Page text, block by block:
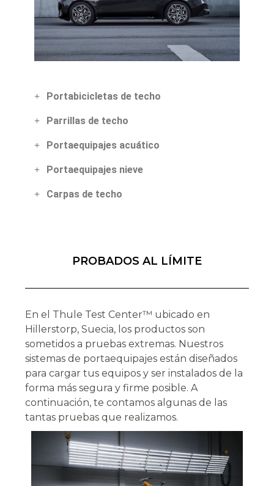
Portabicicletas de techo​
Parrillas de techo
Portaequipajes acuático
Portaequipajes nieve
Carpas de techo
PROBADOS AL LÍMITE
En el Thule Test Center™ ubicado en
Hillerstorp, Suecia, los productos son
sometidos a pruebas extremas. Nuestros
sistemas de portaequipajes están diseñados
para cargar tus equipos y ser instalados de la
forma más segura y firme posible. A
continuación, te contamos algunas de las
tantas pruebas que realizamos.